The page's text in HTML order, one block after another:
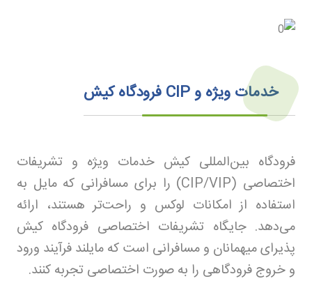
خدمات ویژه و فرودگاه کیش
فرودگاه بین‌المللی کیش خدمات ویژه و تشریفات
اختصاصی (CIP/VIP)
را برای مسافرانی که مایل به
استفاده از امکانات لوکس و راحت‌تر هستند، ارائه
می‌دهد. جایگاه تشریفات اختصاصی فرودگاه کیش
پذیرای میهمانان و مسافرانی است که مایلند فرآیند ورود
و خروج فرودگاهی را به صورت اختصاصی تجربه کنند.